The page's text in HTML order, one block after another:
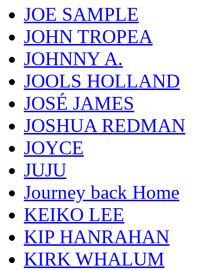
JOE SAMPLE
JOHN TROPEA
JOHNNY A.
JOOLS HOLLAND
JOSÉ JAMES
JOSHUA REDMAN
JOYCE
JUJU
Journey back Home
KEIKO LEE
KIP HANRAHAN
KIRK WHALUM